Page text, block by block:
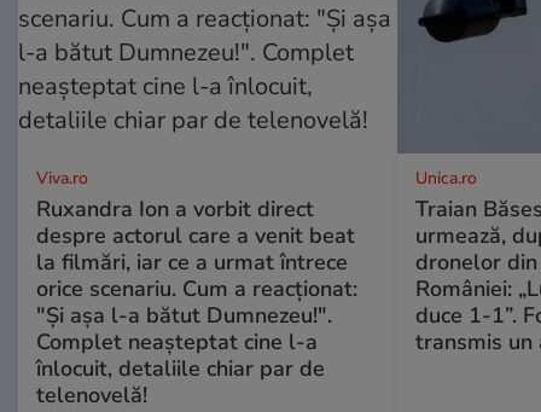
Viva.ro
Ruxandra Ion a vorbit direct
despre actorul care a venit beat
la filmări, iar ce a urmat întrece
orice scenariu. Cum a reacționat:
"Și așa l-a bătut Dumnezeu!".
Complet neașteptat cine l-a
înlocuit, detaliile chiar par de
telenovelă!
Unica.ro
Traian
urmează,
dronelor
României:
duce 1-1”.
transmis un